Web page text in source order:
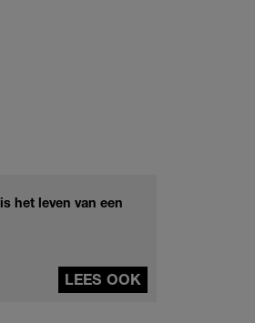
het leven van een
LEES OOK